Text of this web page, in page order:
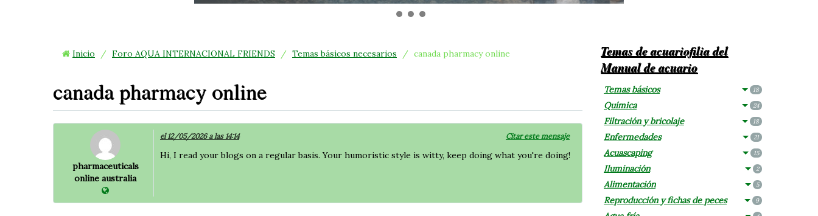
Inicio / Foro AQUA INTERNACIONAL FRIENDS / Temas básicos necesarios / canada pharmacy online
canada pharmacy online
pharmaceuticals
online australia
el 12/05/2026 a las 14:14 Citar este mensaje
Hi, I read your blogs on a regular basis. Your humoristic style is witty, keep doing what you're doing!
Temas de acuariofilia del
Manual de acuario
Temas básicos 18
Química 24
Filtración y bricolaje 18
Enfermedades 21
Acuascaping 15
Iluminación 2
Alimentación 5
Reproducción y fichas de peces 9